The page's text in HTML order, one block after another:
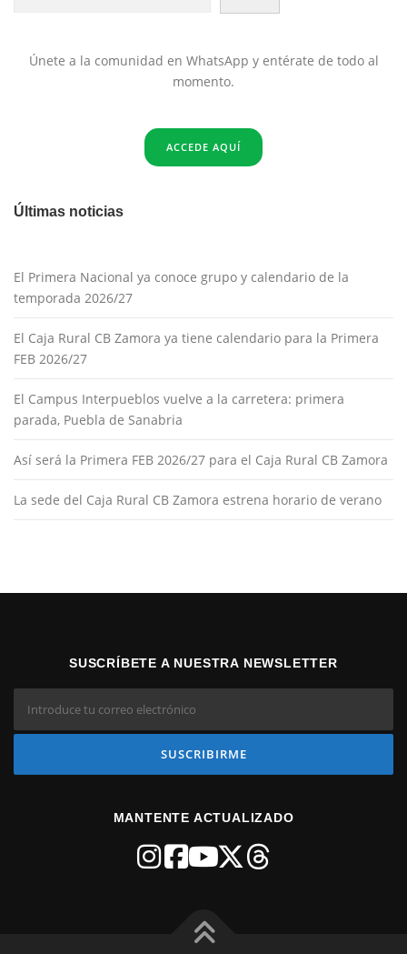
Únete a la comunidad en WhatsApp y entérate de todo al
momento.
ACCEDE AQUÍ
Últimas noticias
El Primera Nacional ya conoce grupo y calendario de la
temporada 2026/27
El Caja Rural CB Zamora ya tiene calendario para la Primera
FEB 2026/27
El Campus Interpueblos vuelve a la carretera: primera
parada, Puebla de Sanabria
Así será la Primera FEB 2026/27 para el Caja Rural CB Zamora
La sede del Caja Rural CB Zamora estrena horario de verano
SUSCRÍBETE A NUESTRA NEWSLETTER
MANTENTE ACTUALIZADO